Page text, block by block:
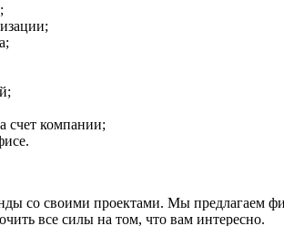
счет компании;
со своими проектами. Мы предлагаем
все силы на том, что вам интересно.